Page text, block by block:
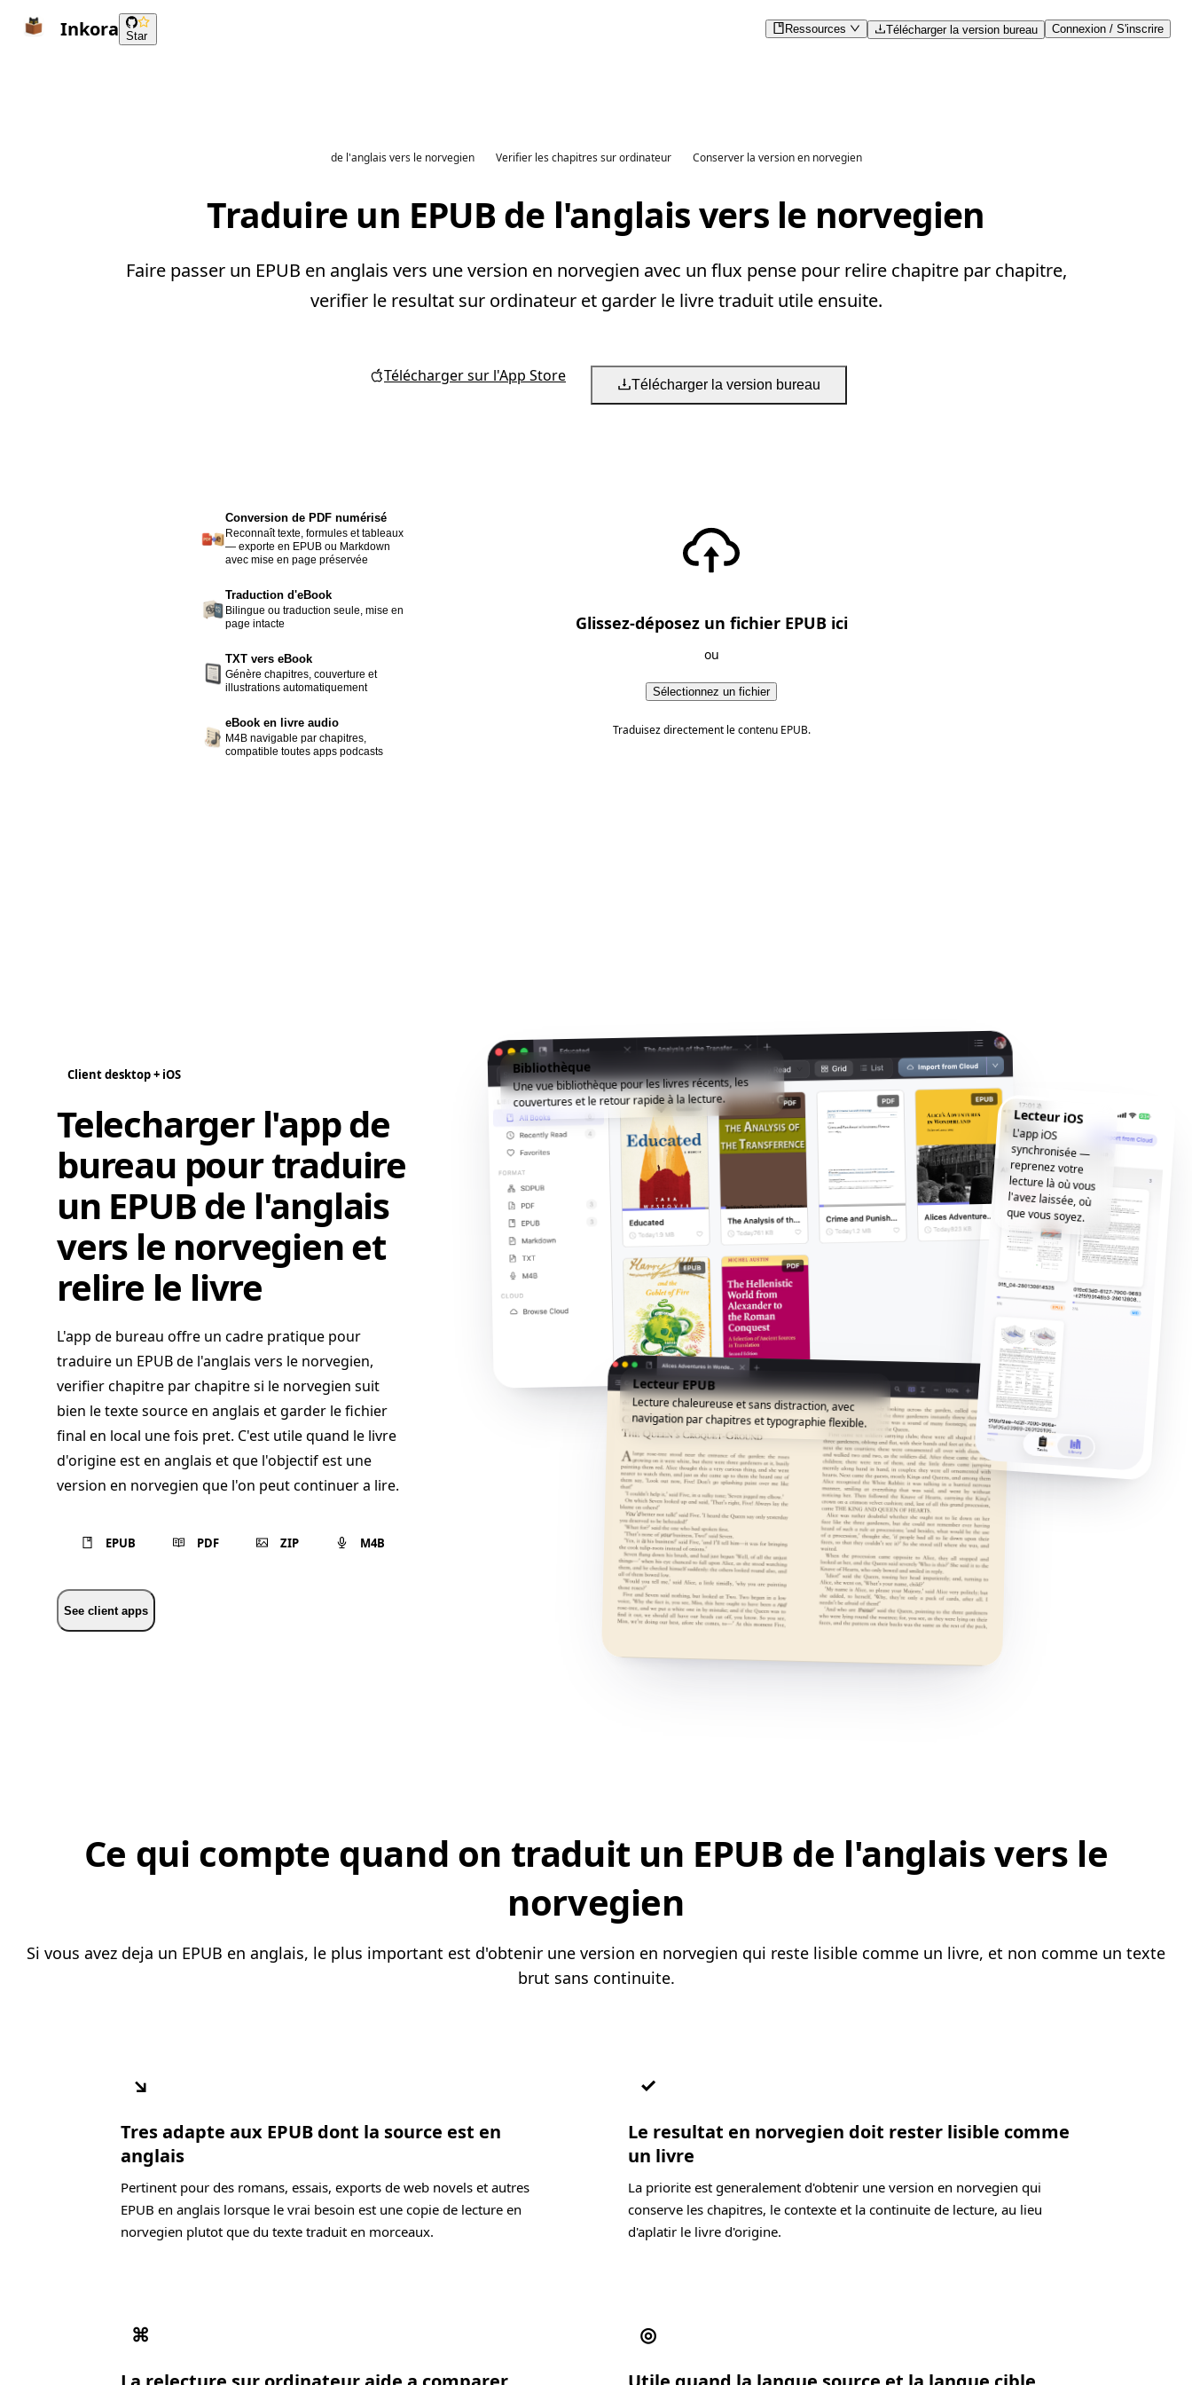
Inkora Star
Ressources Télécharger la version bureau Connexion / S'inscrire
de l'anglais vers le norvegien Verifier les chapitres sur ordinateur Conserver la version en norvegien
Traduire un EPUB de l'anglais vers le norvegien
Faire passer un EPUB en anglais vers une version en norvegien avec un flux pense pour relire chapitre par chapitre,
verifier le resultat sur ordinateur et garder le livre traduit utile ensuite.
Télécharger sur l'App Store Télécharger la version bureau
Conversion de PDF numérisé
Reconnaît texte, formules et tableaux
— exporte en EPUB ou Markdown
avec mise en page préservée
Traduction d'eBook
Bilingue ou traduction seule, mise en
page intacte
TXT vers eBook
Génère chapitres, couverture et
illustrations automatiquement
eBook en livre audio
M4B navigable par chapitres,
compatible toutes apps podcasts
Glissez-déposez un fichier EPUB ici
ou
Sélectionnez un fichier
Traduisez directement le contenu EPUB.
Client desktop + iOS
Telecharger l'app de
bureau pour traduire
un EPUB de l'anglais
vers le norvegien et
relire le livre
L'app de bureau offre un cadre pratique pour
traduire un EPUB de l'anglais vers le norvegien,
verifier chapitre par chapitre si le norvegien suit
bien le texte source en anglais et garder le fichier
final en local une fois pret. C'est utile quand le livre
d'origine est en anglais et que l'objectif est une
version en norvegien que l'on peut continuer a lire.
EPUB PDF ZIP M4B
See client apps
Bibliothèque
Une vue bibliothèque pour les livres récents, les
couvertures et le retour rapide à la lecture.
Lecteur EPUB
Lecture chaleureuse et sans distraction, avec
navigation par chapitres et typographie flexible.
Lecteur iOS
L'app iOS
synchronisée —
reprenez votre
lecture là où vous
l'avez laissée, où
que vous soyez.
Ce qui compte quand on traduit un EPUB de l'anglais vers le
norvegien
Si vous avez deja un EPUB en anglais, le plus important est d'obtenir une version en norvegien qui reste lisible comme un livre, et non comme un texte
brut sans continuite.
↘
Tres adapte aux EPUB dont la source est en
anglais
Pertinent pour des romans, essais, exports de web novels et autres
EPUB en anglais lorsque le vrai besoin est une copie de lecture en
norvegien plutot que du texte traduit en morceaux.
✓
Le resultat en norvegien doit rester lisible comme
un livre
La priorite est generalement d'obtenir une version en norvegien qui
conserve les chapitres, le contexte et la continuite de lecture, au lieu
d'aplatir le livre d'origine.
⌘ ◎